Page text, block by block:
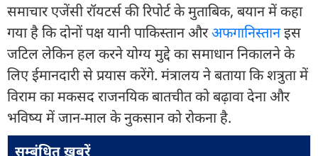
समाचार एजेंसी रॉयटर्स की रिपोर्ट के मुताबिक, बयान में कहा
गया है कि दोनों पक्ष यानी पाकिस्तान औरअफगानिस्तानइस
जटिल लेकिन हल करने योग्य मुद्दे का समाधान निकालने के
लिए ईमानदारी से प्रयास करेंगे. मंत्रालय ने बताया कि शत्रुता में
विराम का मकसद राजनयिक बातचीत को बढ़ावा देना और
भविष्य में जान-माल के नुकसान को रोकना है.
सम्बंधित ख़बरें